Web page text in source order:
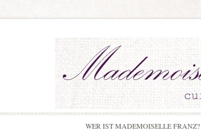
WER IST MADEMOISELLE FRANZ?